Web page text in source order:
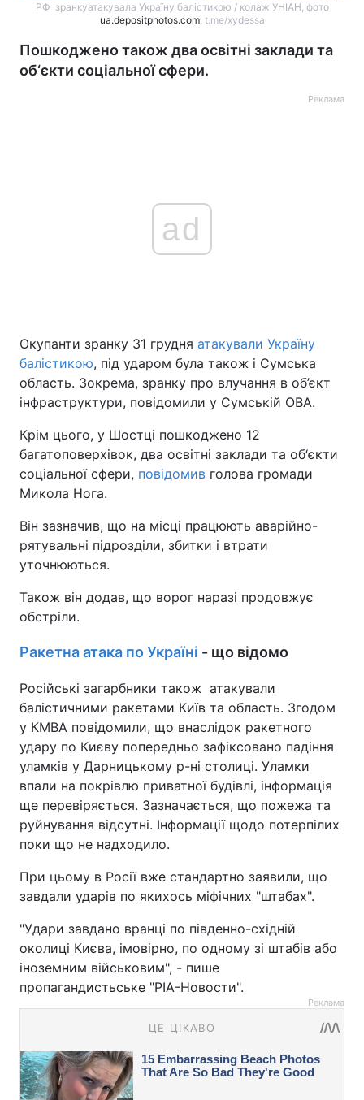
РФ зранкуатакувала Україну балістикою / колаж УНІАН, фото
ua.depositphotos.com, t.me/xydessa
Пошкоджено також два освітні заклади та
об‘єкти соціальної сфери.
Реклама
ad
Окупанти зранку 31 грудня атакували Україну
балістикою, під ударом була також і Сумська
область. Зокрема, зранку про влучання в об’єкт
інфраструктури, повідомили у Сумській ОВА.
Крім цього, у Шостці пошкоджено 12
багатоповерхівок, два освітні заклади та об‘єкти
соціальної сфери, повідомив голова громади
Микола Нога.
Він зазначив, що на місці працюють аварійно-
рятувальні підрозділи, збитки і втрати
уточнюються.
Також він додав, що ворог наразі продовжує
обстріли.
Ракетна атака по Україні - що відомо
Російські загарбники також атакували
балістичними ракетами Київ та область. Згодом
у КМВА повідомили, що внаслідок ракетного
удару по Києву попередньо зафіксовано падіння
уламків у Дарницькому р-ні столиці. Уламки
впали на покрівлю приватної будівлі, інформація
ще перевіряється. Зазначається, що пожежа та
руйнування відсутні. Інформації щодо потерпілих
поки що не надходило.
При цьому в Росії вже стандартно заявили, що
завдали ударів по якихось міфічних "штабах".
"Удари завдано вранці по південно-східній
околиці Києва, імовірно, по одному зі штабів або
іноземним військовим", - пише
пропагандистьське "РІА-Новости".
Реклама